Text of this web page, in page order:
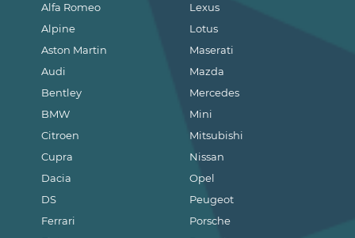
Alfa Romeo
Alpine
Aston Martin
Audi
Bentley
BMW
Citroen
Cupra
Dacia
DS
Ferrari
Lexus
Lotus
Maserati
Mazda
Mercedes
Mini
Mitsubishi
Nissan
Opel
Peugeot
Porsche